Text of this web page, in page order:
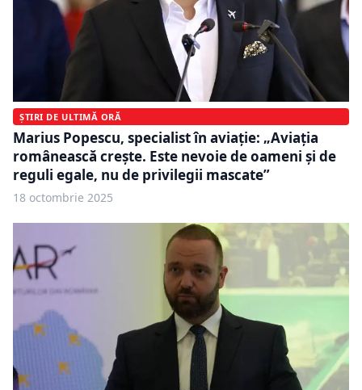
ȘTIRI DE ULTIMĂ ORĂ
Marius Popescu, specialist în aviație: „Aviația
românească crește. Este nevoie de oameni și de
reguli egale, nu de privilegii mascate”
18 octombrie 2025